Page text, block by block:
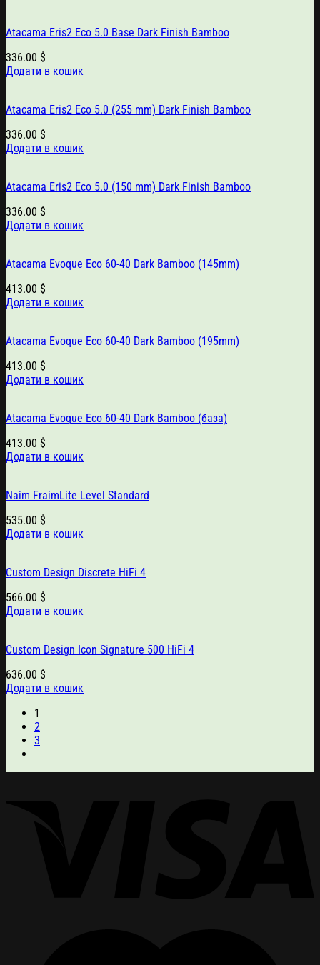
Atacama Eris2 Eco 5.0 Base Dark Finish Bamboo
336.00 $
Додати в кошик
Atacama Eris2 Eco 5.0 (255 mm) Dark Finish Bamboo
336.00 $
Додати в кошик
Atacama Eris2 Eco 5.0 (150 mm) Dark Finish Bamboo
336.00 $
Додати в кошик
Atacama Evoque Eco 60-40 Dark Bamboo (145mm)
413.00 $
Додати в кошик
Atacama Evoque Eco 60-40 Dark Bamboo (195mm)
413.00 $
Додати в кошик
Atacama Evoque Eco 60-40 Dark Bamboo (база)
413.00 $
Додати в кошик
Naim FraimLite Level Standard
535.00 $
Додати в кошик
Custom Design Discrete HiFi 4
566.00 $
Додати в кошик
Custom Design Icon Signature 500 HiFi 4
636.00 $
Додати в кошик
1
2
3